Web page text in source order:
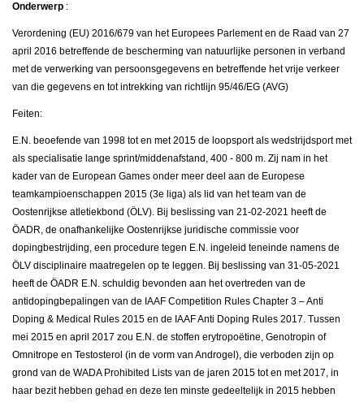
Onderwerp :
Verordening (EU) 2016/679 van het Europees Parlement en de Raad van 27
april 2016 betreffende de bescherming van natuurlijke personen in verband
met de verwerking van persoonsgegevens en betreffende het vrije verkeer
van die gegevens en tot intrekking van richtlijn 95/46/EG (AVG)
Feiten:
E.N. beoefende van 1998 tot en met 2015 de loopsport als wedstrijdsport met
als specialisatie lange sprint/middenafstand, 400 - 800 m. Zij nam in het
kader van de European Games onder meer deel aan de Europese
teamkampioenschappen 2015 (3e liga) als lid van het team van de
Oostenrijkse atletiekbond (ÖLV). Bij beslissing van 21-02-2021 heeft de
ÖADR, de onafhankelijke Oostenrijkse juridische commissie voor
dopingbestrijding, een procedure tegen E.N. ingeleid teneinde namens de
ÖLV disciplinaire maatregelen op te leggen. Bij beslissing van 31-05-2021
heeft de ÖADR E.N. schuldig bevonden aan het overtreden van de
antidopingbepalingen van de IAAF Competition Rules Chapter 3 – Anti
Doping & Medical Rules 2015 en de IAAF Anti Doping Rules 2017. Tussen
mei 2015 en april 2017 zou E.N. de stoffen erytropoëtine, Genotropin of
Omnitrope en Testosterol (in de vorm van Androgel), die verboden zijn op
grond van de WADA Prohibited Lists van de jaren 2015 tot en met 2017, in
haar bezit hebben gehad en deze ten minste gedeeltelijk in 2015 hebben